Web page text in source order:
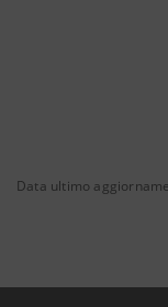
Data ultimo